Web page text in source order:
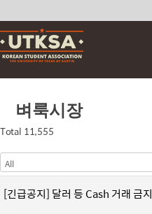
Skip
to
content
벼룩시장
Total 11,555
[긴급공지] 달러 등 Cash 거래 금지